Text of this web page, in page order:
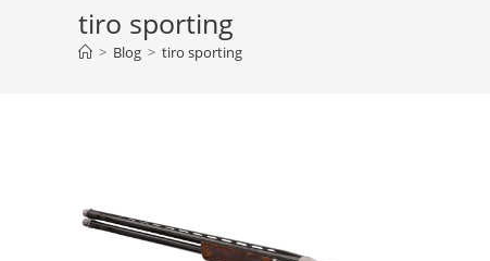
búsqueda
tiro sporting
> Blog > tiro sporting